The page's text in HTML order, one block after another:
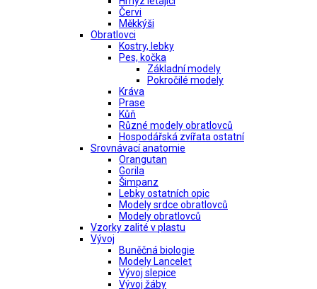
Červi
Měkkýši
Obratlovci
Kostry, lebky
Pes, kočka
Základní modely
Pokročilé modely
Kráva
Prase
Kůň
Různé modely obratlovců
Hospodářská zvířata ostatní
Srovnávací anatomie
Orangutan
Gorila
Šimpanz
Lebky ostatních opic
Modely srdce obratlovců
Modely obratlovců
Vzorky zalité v plastu
Vývoj
Buněčná biologie
Modely Lancelet
Vývoj slepice
Vývoj žáby